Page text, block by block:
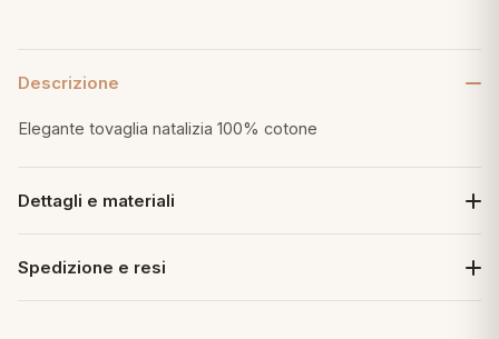
Descrizione
Elegante tovaglia natalizia 100% cotone
Dettagli e materiali
Spedizione e resi